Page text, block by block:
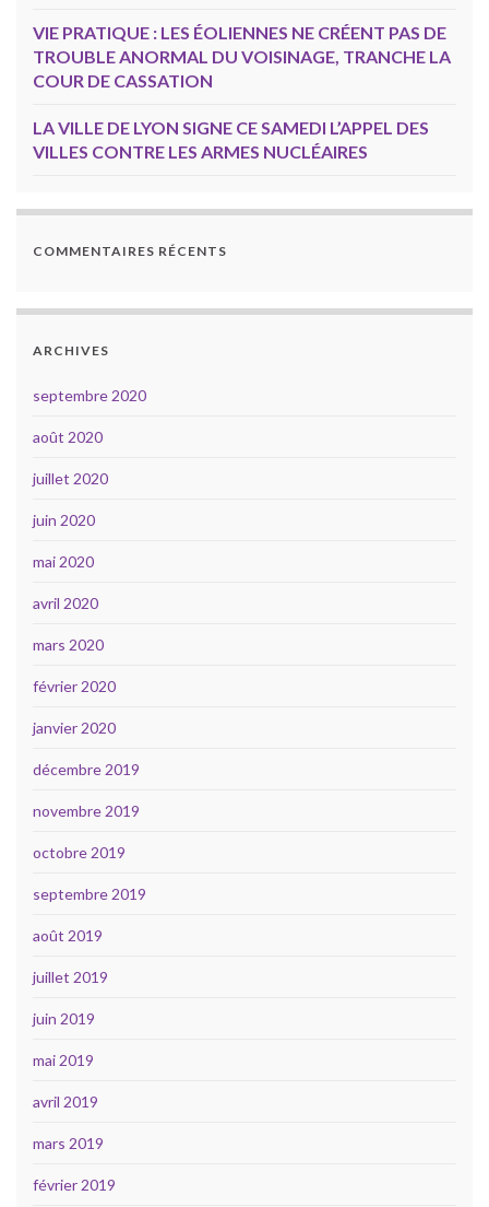
VIE PRATIQUE : LES ÉOLIENNES NE CRÉENT PAS DE
TROUBLE ANORMAL DU VOISINAGE, TRANCHE LA
COUR DE CASSATION
LA VILLE DE LYON SIGNE CE SAMEDI L’APPEL DES
VILLES CONTRE LES ARMES NUCLÉAIRES
COMMENTAIRES RÉCENTS
ARCHIVES
septembre 2020
août 2020
juillet 2020
juin 2020
mai 2020
avril 2020
mars 2020
février 2020
janvier 2020
décembre 2019
novembre 2019
octobre 2019
septembre 2019
août 2019
juillet 2019
juin 2019
mai 2019
avril 2019
mars 2019
février 2019